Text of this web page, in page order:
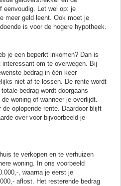
eenvoudig. Let wel op: je
meer geld leent. Ook moet je
is voor de hogere hypotheek.
je een beperkt inkomen? Dan is
om te overwegen. Bij
bedrag in één keer
niet af te lossen. De rente wordt
bedrag wordt doorgaans
woning of wanneer je overlijdt.
oplopende rente. Daardoor blijft
over voor bijvoorbeeld je
te verkopen en te verhuizen
woning. In ons voorbeeld
, waarna je eerst je
aflost. Het resterende bedrag